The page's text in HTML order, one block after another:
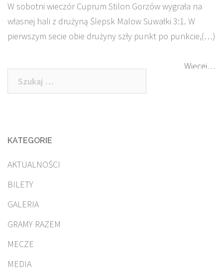
W sobotni wieczór Cuprum Stilon Gorzów wygrała na
własnej hali z drużyną Ślepsk Malow Suwałki 3:1. W
pierwszym secie obie drużyny szły punkt po punkcie,(…)
Więcej…
Szukaj:
KATEGORIE
AKTUALNOŚCI
BILETY
GALERIA
GRAMY RAZEM
MECZE
MEDIA